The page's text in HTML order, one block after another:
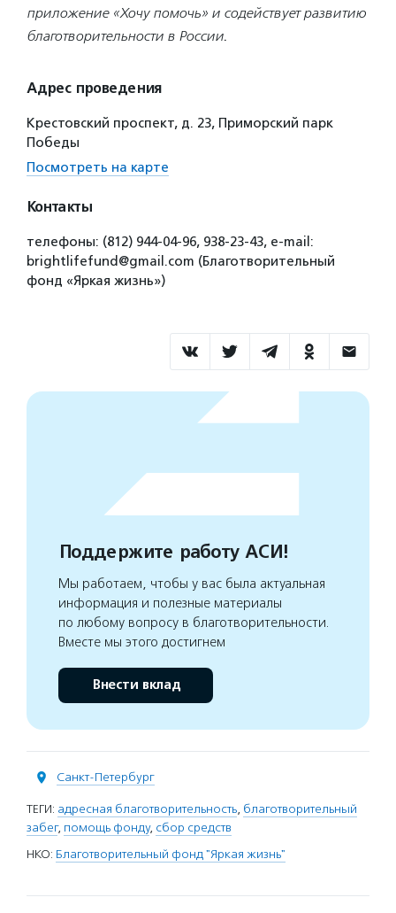
приложение «Хочу помочь» и содействует развитию
благотворительности в России.
Адрес проведения
Крестовский проспект, д. 23, Приморский парк
Победы
Посмотреть на карте
Контакты
телефоны: (812) 944-04-96, 938-23-43, e-mail:
brightlifefund@gmail.com (Благотворительный
фонд «Яркая жизнь»)
Поддержите работу АСИ!
Мы работаем, чтобы у вас была актуальная
информация и полезные материалы
по любому вопросу в благотворительности.
Вместе мы этого достигнем
Внести вклад
Санкт-Петербург
ТЕГИ: адресная благотворительность, благотворительный
забег, помощь фонду, сбор средств
НКО: Благотворительный фонд "Яркая жизнь"